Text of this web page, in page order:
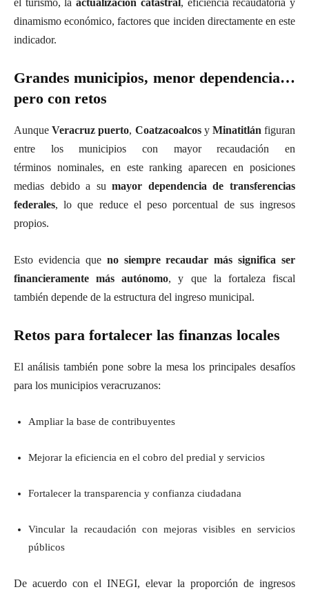
el turismo, laactualización catastral , eficiencia recaudatoria y
dinamismo económico, factores que inciden directamente en este
indicador.
Grandes municipios, menor dependencia…
pero con retos
AunqueVeracruz puerto, Coatzacoalcosy Minatitlán figuran
entre los municipios con mayor recaudación en
términos nominales, en este ranking aparecen en posiciones
medias debido a sumayor dependencia de transferencias
federales, lo que reduce el peso porcentual de sus ingresos
propios.
Esto evidencia que no siempre recaudar más significa ser
financieramente más autónomo, y que la fortaleza fiscal
también depende de la estructura del ingreso municipal.
Retos para fortalecer las finanzas locales
El análisis también pone sobre la mesa los principales desafíos
para los municipios veracruzanos:
Ampliar la base de contribuyentes
Mejorar la eficiencia en el cobro del predial y servicios
Fortalecer la transparencia y confianza ciudadana
Vincular la recaudación con mejoras visibles en servicios
públicos
De acuerdo con el INEGI, elevar la proporción de ingresos